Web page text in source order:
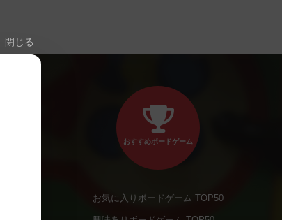
閉じる
おすすめボードゲーム
お気に入りボードゲーム TOP50